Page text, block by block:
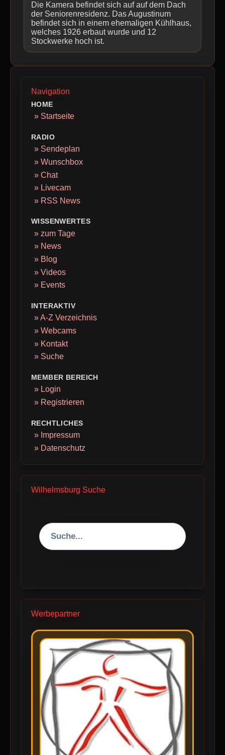
Die Kamera befindet sich auf auf dem Dach
der Seniorenresidenz. Das Augustinum
befindet sich in einem ehemaligen Kühlhaus,
welches 1926 erbaut wurde und 12
Stockwerke hoch ist.
Navigation
HOME
» Startseite
RADIO
» Sendeplan
» Wunschbox
» Chat
» Livecam
» RSS News
WISSENWERTES
» zum Tage
» News
» Blog
» Videos
» Events
INTERAKTIV
» A-Z Verzeichnis
» Webcams
» Kontakt
» Suche
MEMBER BEREICH
» Login
» Registrieren
RECHTLICHES
» Impressum
» Datenschutz
Wilhelmsburg Suche
Werbepartner